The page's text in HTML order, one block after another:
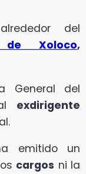
del
Xoloco,
General del
exdirigente
emitido un
cargos ni la